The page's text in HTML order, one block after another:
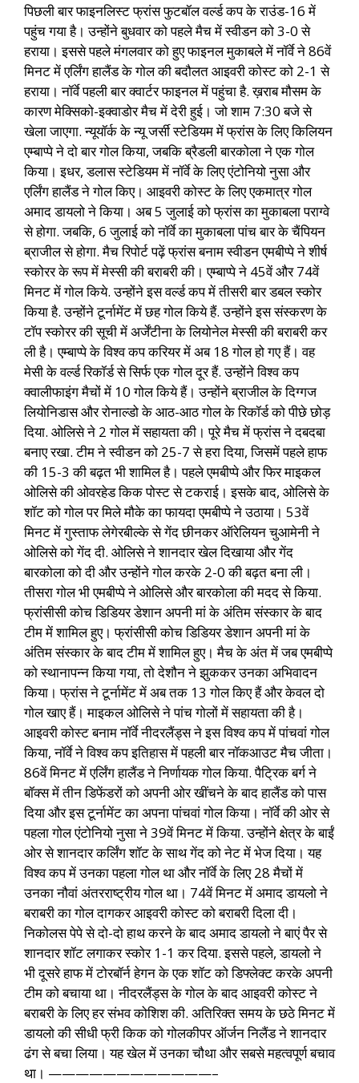
पिछली बार फाइनलिस्ट फ्रांस फुटबॉल वर्ल्ड कप के राउंड-16 में
पहुंच गया है। उन्होंने बुधवार को पहले मैच में स्वीडन को 3-0 से
हराया। इससे पहले मंगलवार को हुए फाइनल मुकाबले में नॉर्वे ने 86वें
मिनट में एर्लिंग हालैंड के गोल की बदौलत आइवरी कोस्ट को 2-1 से
हराया। नॉर्वे पहली बार क्वार्टर फाइनल में पहुंचा है. ख़राब मौसम के
कारण मेक्सिको-इक्वाडोर मैच में देरी हुई। जो शाम 7:30 बजे से
खेला जाएगा. न्यूयॉर्क के न्यू जर्सी स्टेडियम में फ्रांस के लिए किलियन
एम्बाप्पे ने दो बार गोल किया, जबकि ब्रैडली बारकोला ने एक गोल
किया। इधर, डलास स्टेडियम में नॉर्वे के लिए एंटोनियो नुसा और
एर्लिंग हालैंड ने गोल किए। आइवरी कोस्ट के लिए एकमात्र गोल
अमाद डायलो ने किया। अब 5 जुलाई को फ्रांस का मुकाबला पराग्वे
से होगा. जबकि, 6 जुलाई को नॉर्वे का मुकाबला पांच बार के चैंपियन
ब्राजील से होगा. मैच रिपोर्ट पढ़ें फ्रांस बनाम स्वीडन एमबीप्पे ने शीर्ष
स्कोरर के रूप में मेस्सी की बराबरी की। एम्बाप्पे ने 45वें और 74वें
मिनट में गोल किये. उन्होंने इस वर्ल्ड कप में तीसरी बार डबल स्कोर
किया है. उन्होंने टूर्नामेंट में छह गोल किये हैं. उन्होंने इस संस्करण के
टॉप स्कोरर की सूची में अर्जेंटीना के लियोनेल मेस्सी की बराबरी कर
ली है। एम्बाप्पे के विश्व कप करियर में अब 18 गोल हो गए हैं। वह
मेसी के वर्ल्ड रिकॉर्ड से सिर्फ एक गोल दूर हैं. उन्होंने विश्व कप
क्वालीफाइंग मैचों में 10 गोल किये हैं। उन्होंने ब्राजील के दिग्गज
लियोनिडास और रोनाल्डो के आठ-आठ गोल के रिकॉर्ड को पीछे छोड़
दिया. ओलिसे ने 2 गोल में सहायता की। पूरे मैच में फ्रांस ने दबदबा
बनाए रखा. टीम ने स्वीडन को 25-7 से हरा दिया, जिसमें पहले हाफ
की 15-3 की बढ़त भी शामिल है। पहले एमबीप्पे और फिर माइकल
ओलिसे की ओवरहेड किक पोस्ट से टकराई। इसके बाद, ओलिसे के
शॉट को गोल पर मिले मौके का फायदा एमबीप्पे ने उठाया। 53वें
मिनट में गुस्ताफ लेगेरबील्के से गेंद छीनकर ऑरेलियन चुआमेनी ने
ओलिसे को गेंद दी. ओलिसे ने शानदार खेल दिखाया और गेंद
बारकोला को दी और उन्होंने गोल करके 2-0 की बढ़त बना ली।
तीसरा गोल भी एमबीप्पे ने ओलिसे और बारकोला की मदद से किया.
फ्रांसीसी कोच डिडियर डेशान अपनी मां के अंतिम संस्कार के बाद
टीम में शामिल हुए। फ्रांसीसी कोच डिडियर डेशान अपनी मां के
अंतिम संस्कार के बाद टीम में शामिल हुए। मैच के अंत में जब एमबीप्पे
को स्थानापन्न किया गया, तो देशौन ने झुककर उनका अभिवादन
किया। फ्रांस ने टूर्नामेंट में अब तक 13 गोल किए हैं और केवल दो
गोल खाए हैं। माइकल ओलिसे ने पांच गोलों में सहायता की है।
आइवरी कोस्ट बनाम नॉर्वे नीदरलैंड्स ने इस विश्व कप में पांचवां गोल
किया, नॉर्वे ने विश्व कप इतिहास में पहली बार नॉकआउट मैच जीता।
86वें मिनट में एर्लिंग हालैंड ने निर्णायक गोल किया. पैट्रिक बर्ग ने
बॉक्स में तीन डिफेंडरों को अपनी ओर खींचने के बाद हालैंड को पास
दिया और इस टूर्नामेंट का अपना पांचवां गोल किया। नॉर्वे की ओर से
पहला गोल एंटोनियो नुसा ने 39वें मिनट में किया. उन्होंने क्षेत्र के बाईं
ओर से शानदार कर्लिंग शॉट के साथ गेंद को नेट में भेज दिया। यह
विश्व कप में उनका पहला गोल था और नॉर्वे के लिए 28 मैचों में
उनका नौवां अंतरराष्ट्रीय गोल था। 74वें मिनट में अमाद डायलो ने
बराबरी का गोल दागकर आइवरी कोस्ट को बराबरी दिला दी।
निकोलस पेपे से दो-दो हाथ करने के बाद अमाद डायलो ने बाएं पैर से
शानदार शॉट लगाकर स्कोर 1-1 कर दिया. इससे पहले, डायलो ने
भी दूसरे हाफ में टोरबॉर्न हेगन के एक शॉट को डिफ्लेक्ट करके अपनी
टीम को बचाया था। नीदरलैंड्स के गोल के बाद आइवरी कोस्ट ने
बराबरी के लिए हर संभव कोशिश की. अतिरिक्त समय के छठे मिनट में
डायलो की सीधी फ्री किक को गोलकीपर ऑर्जन निलैंड ने शानदार
ढंग से बचा लिया। यह खेल में उनका चौथा और सबसे महत्वपूर्ण बचाव
था। ————————————–